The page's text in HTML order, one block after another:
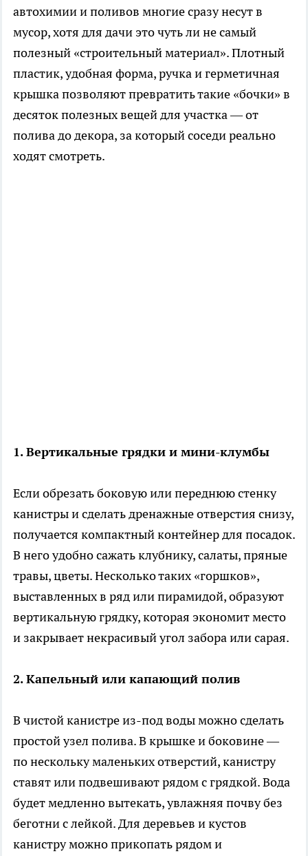
автохимии и поливов многие сразу несут в
мусор, хотя для дачи это чуть ли не самый
полезный «строительный материал». Плотный
пластик, удобная форма, ручка и герметичная
крышка позволяют превратить такие «бочки» в
десяток полезных вещей для участка — от
полива до декора, за который соседи реально
ходят смотреть.
1. Вертикальные грядки и мини-клумбы
Если обрезать боковую или переднюю стенку
канистры и сделать дренажные отверстия снизу,
получается компактный контейнер для посадок.
В него удобно сажать клубнику, салаты, пряные
травы, цветы. Несколько таких «горшков»,
выставленных в ряд или пирамидой, образуют
вертикальную грядку, которая экономит место
и закрывает некрасивый угол забора или сарая.
2. Капельный или капающий полив
В чистой канистре из-под воды можно сделать
простой узел полива. В крышке и боковине —
по нескольку маленьких отверстий, канистру
ставят или подвешивают рядом с грядкой. Вода
будет медленно вытекать, увлажняя почву без
беготни с лейкой. Для деревьев и кустов
канистру можно прикопать рядом и